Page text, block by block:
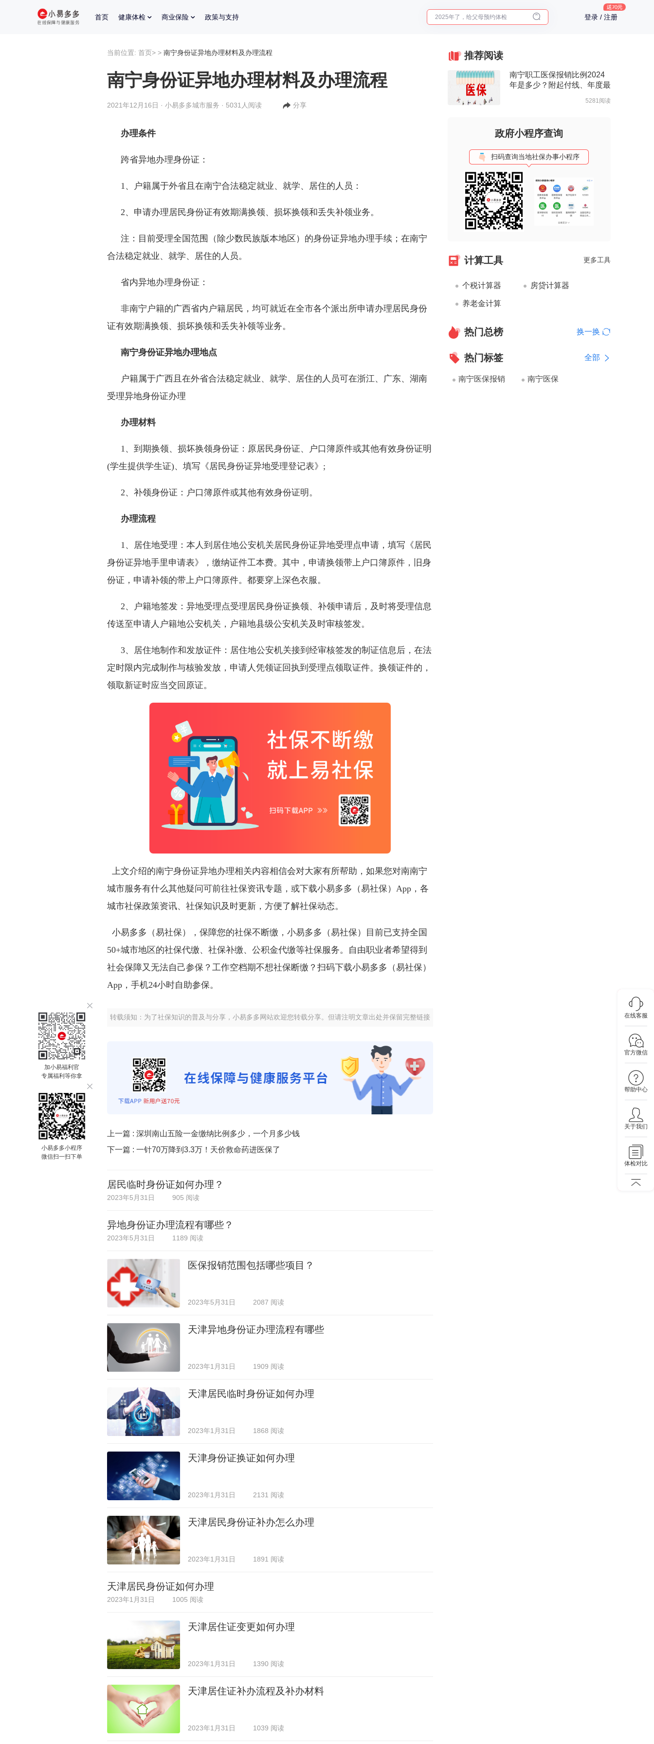
首页 健康体检 商业保险 政策与支持 体检前能吃药吗？
2025年了，给父母预约体检
登录 / 注册
在线客服
官方微信
帮助中心
关于我们
体检对比
加小易福利官
专属福利等你拿
小易多多小程序
微信扫一扫下单
当前位置: 首页> > 南宁身份证异地办理材料及办理流程
南宁身份证异地办理材料及办理流程
2021年12月16日 · 小易多多城市服务 · 5031人阅读 分享
办理条件
跨省异地办理身份证：
1、户籍属于外省且在南宁合法稳定就业、就学、居住的人员：
2、申请办理居民身份证有效期满换领、损坏换领和丢失补领业务。
注：目前受理全国范围（除少数民族版本地区）的身份证异地办理手续；在南宁
合法稳定就业、就学、居住的人员。
省内异地办理身份证：
非南宁户籍的广西省内户籍居民，均可就近在全市各个派出所申请办理居民身份
证有效期满换领、损坏换领和丢失补领等业务。
南宁身份证异地办理地点
户籍属于广西且在外省合法稳定就业、就学、居住的人员可在浙江、广东、湖南
受理异地身份证办理
办理材料
1、到期换领、损坏换领身份证：原居民身份证、户口簿原件或其他有效身份证明
(学生提供学生证)、填写《居民身份证异地受理登记表》;
2、补领身份证：户口簿原件或其他有效身份证明。
办理流程
1、居住地受理：本人到居住地公安机关居民身份证异地受理点申请，填写《居民
身份证异地手里申请表》，缴纳证件工本费。其中，申请换领带上户口簿原件，旧身
份证，申请补领的带上户口簿原件。都要穿上深色衣服。
2、户籍地签发：异地受理点受理居民身份证换领、补领申请后，及时将受理信息
传送至申请人户籍地公安机关，户籍地县级公安机关及时审核签发。
3、居住地制作和发放证件：居住地公安机关接到经审核签发的制证信息后，在法
定时限内完成制作与核验发放，申请人凭领证回执到受理点领取证件。换领证件的，
领取新证时应当交回原证。
上文介绍的南宁身份证异地办理相关内容相信会对大家有所帮助，如果您对南南宁
城市服务有什么其他疑问可前往社保资讯专题，或下载小易多多（易社保）App，各
城市社保政策资讯、社保知识及时更新，方便了解社保动态。
小易多多（易社保），保障您的社保不断缴，小易多多（易社保）目前已支持全国
50+城市地区的社保代缴、社保补缴、公积金代缴等社保服务。自由职业者希望得到
社会保障又无法自己参保？工作空档期不想社保断缴？扫码下载小易多多（易社保）
App，手机24小时自助参保。
转载须知：为了社保知识的普及与分享，小易多多网站欢迎您转载分享。但请注明文章出处并保留完整链接
上一篇 : 深圳南山五险一金缴纳比例多少，一个月多少钱
下一篇 : 一针70万降到3.3万！天价救命药进医保了
居民临时身份证如何办理？
2023年5月31日 905 阅读
异地身份证办理流程有哪些？
2023年5月31日 1189 阅读
医保报销范围包括哪些项目？
2023年5月31日 2087 阅读
天津异地身份证办理流程有哪些
2023年1月31日 1909 阅读
天津居民临时身份证如何办理
2023年1月31日 1868 阅读
天津身份证换证如何办理
2023年1月31日 2131 阅读
天津居民身份证补办怎么办理
2023年1月31日 1891 阅读
天津居民身份证如何办理
2023年1月31日 1005 阅读
天津居住证变更如何办理
2023年1月31日 1390 阅读
天津居住证补办流程及补办材料
2023年1月31日 1039 阅读
推荐阅读
南宁职工医保报销比例2024
年是多少？附起付线、年度最
5281阅读
政府小程序查询
扫码查询当地社保办事小程序
计算工具 更多工具
个税计算器 房贷计算器
养老金计算
热门总榜 换一换
热门标签 全部
南宁医保报销 南宁医保